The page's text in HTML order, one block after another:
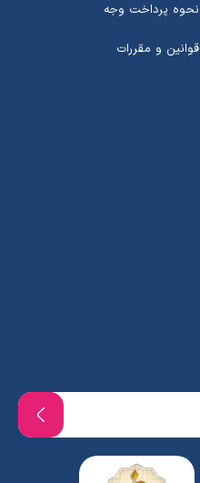
نحوه پرداخت وجه
قوانین و مقررات